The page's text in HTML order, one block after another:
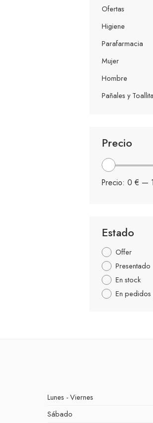
Ofertas
Higiene
Parafarmacia
Mujer
Hombre
Pañales y
Precio
Precio: 0 € —
Estado
Offer
Presentado
En stock
En pedidos
Lunes - Viernes
Sábado